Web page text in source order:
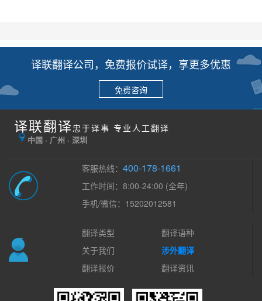
译联翻译公司，免费报价试译，享更多优惠
免费咨询
译联翻译 忠于译事 专业人工翻译
中国 · 广州 · 深圳
客服热线：400-178-1661
工作时间：8:00-24:00 (全年)
手机/微信：15202012581
翻译类型
翻译语种
关于我们
涉外翻译
翻译报价
翻译资讯